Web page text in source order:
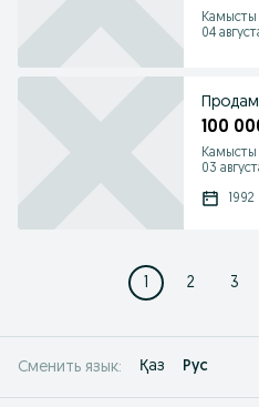
Камысты
04
100
Камысты
03
1992
1 2 3
Сменить язык: Қаз Рус